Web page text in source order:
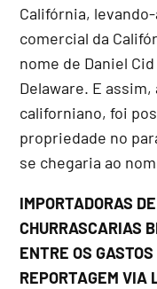
Califórnia,
comercial da
nome de Daniel
Delaware. E
californiano, foi
propriedade no
se chegaria ao
IMPORTADORAS
CHURRASCARIAS
ENTRE OS
REPORTAGEM VIA